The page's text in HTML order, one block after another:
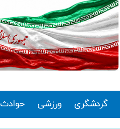
گردشگری ورزشی حوادث